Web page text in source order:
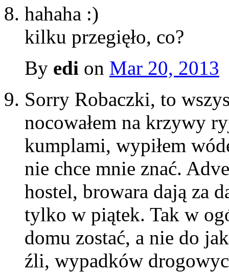
hahaha :)
kilku przegięło, co?
By edi on Mar 20, 2013
Sorry Robaczki, to
nocowałem na krzywy
kumplami, wypiłem
nie chce mnie znać.
hostel, browara dają za
tylko w piątek. Tak w
domu zostać, a nie do
źli, wypadków